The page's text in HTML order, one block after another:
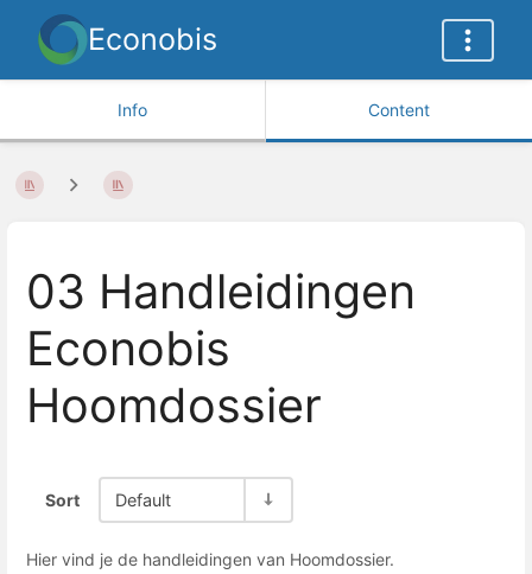
Econobis
Info Content
03 Handleidingen
Econobis
Hoomdossier
Sort Default
Hier vind je de handleidingen van Hoomdossier.